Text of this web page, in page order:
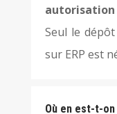
autorisation
Seul le
sur ERP est
Où en est-t-